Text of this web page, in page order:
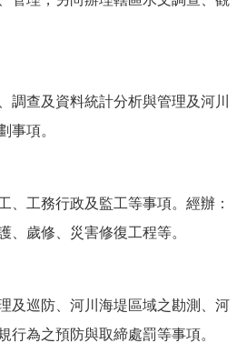
調查及資料統計分析與管理及河川
事項。
、工務行政及監工等事項。經辦：
、歲修、災害修復工程等。
及巡防、河川海堤區域之勘測、河
行為之預防與取締處罰等事項。